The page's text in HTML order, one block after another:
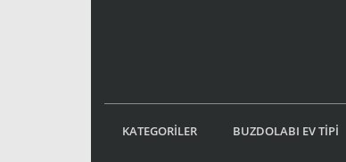
KATEGORİLER BUZDOLABI EV TİPİ